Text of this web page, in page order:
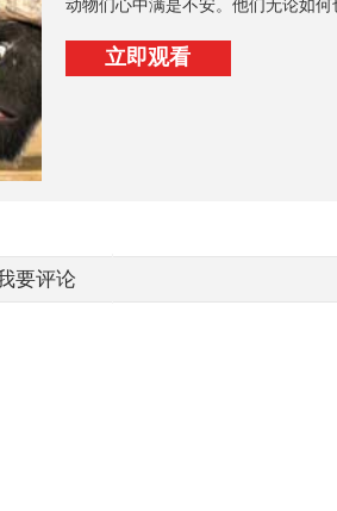
动物们心中满是不安。他们无论如
立即观看
要评论